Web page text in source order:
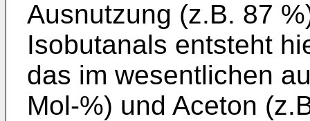
Ausnutzung (z.B. 87
Isobutanals entsteht
das im wesentlichen
Mol-%) und Aceton